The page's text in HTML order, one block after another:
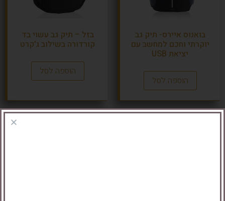
בואנוס איירס- תיק גב
יוקרתי וחכם למחשב עם
יציאת USB
הוספה לסל
בזל – תיק גב עשוי בד
קורדורה בשילוב ג'קרט
הוספה לסל